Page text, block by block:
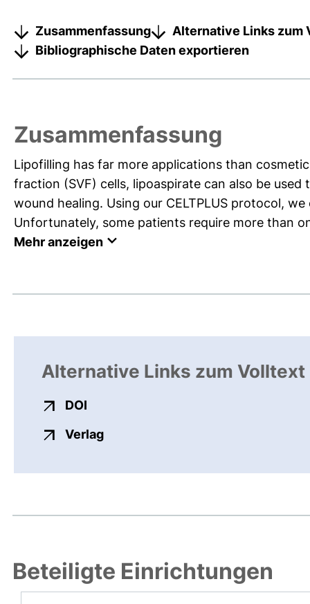
Zusammenfassung
Alternative Links zum
Bibliographische Daten exportieren
Zusammenfassung
Lipofilling has far more applications than
fraction (SVF) cells, lipoaspirate can also be
wound healing. Using our CELTPLUS protocol,
Unfortunately, some patients require more than
Mehr anzeigen
Alternative Links zum Volltext
DOI
Verlagexterner Link, öffnet neues
Beteiligte Einrichtungen